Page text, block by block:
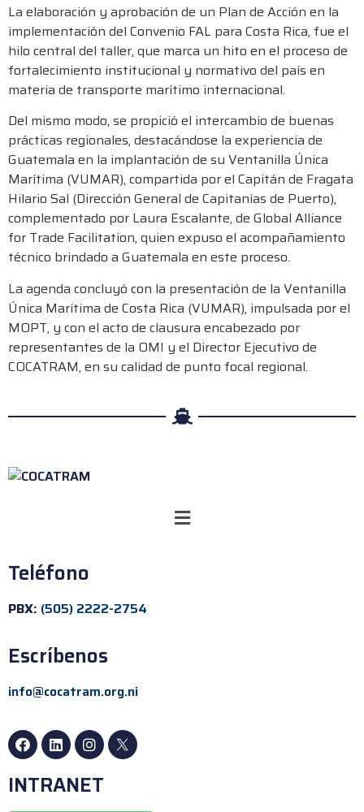
La elaboración y aprobación de un Plan de Acción en la
implementación del Convenio FAL para Costa Rica, fue el
hilo central del taller, que marca un hito en el proceso de
fortalecimiento institucional y normativo del país en
materia de transporte marítimo internacional.
Del mismo modo, se propició el intercambio de buenas
prácticas regionales, destacándose la experiencia de
Guatemala en la implantación de su Ventanilla Única
Marítima (VUMAR), compartida por el Capitán de Fragata
Hilario Sal (Dirección General de Capitanías de Puerto),
complementado por Laura Escalante, de Global Alliance
for Trade Facilitation, quien expuso el acompañamiento
técnico brindado a Guatemala en este proceso.
La agenda concluyó con la presentación de la Ventanilla
Única Marítima de Costa Rica (VUMAR), impulsada por el
MOPT, y con el acto de clausura encabezado por
representantes de la OMI y el Director Ejecutivo de
COCATRAM, en su calidad de punto focal regional.
Teléfono
PBX: (505) 2222-2754
Escríbenos
info@cocatram.org.ni
INTRANET